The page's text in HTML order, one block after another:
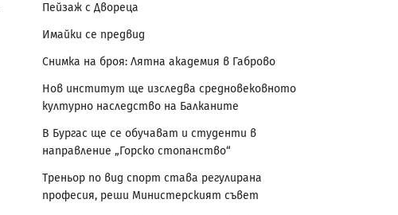
Пейзаж с Двореца
Имайки се предвид
Снимка на броя: Лятна академия в Габрово
Нов институт ще изследва средновековното
културно наследство на Балканите
В Бургас ще се обучават и студенти в
направление „Горско стопанство“
Треньор по вид спорт става регулирана
професия, реши Министерският съвет